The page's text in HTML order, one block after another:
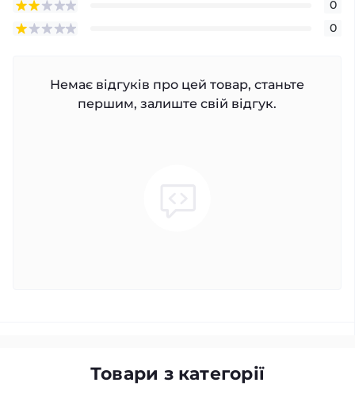
0
0
Немає відгуків про цей товар, станьте
першим, залиште свій відгук.
Товари з категорії